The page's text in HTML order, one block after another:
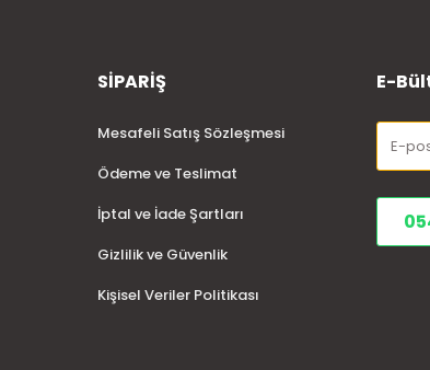
SİPARİŞ
Mesafeli Satış Sözleşmesi
Ödeme ve Teslimat
İptal ve İade Şartları
Gizlilik ve Güvenlik
Kişisel Veriler Politikası
E-